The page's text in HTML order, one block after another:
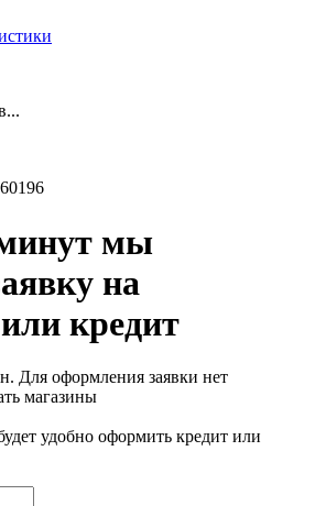
мы
на
кредит
Для оформления заявки нет
магазины
удобно оформить кредит или